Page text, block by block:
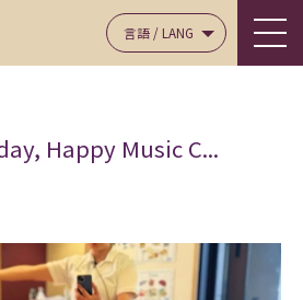
言語 / LANG
Happy Music C...